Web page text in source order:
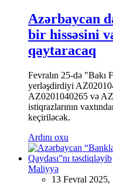
Azərbaycan
bir hissəsini
qaytaracaq
Fevralın 25-də "Bakı
yerləşdirdiyi
AZ0201040265 və
istiqrazlarının
keçiriləcək.
Ardını oxu
Maliyyə
13 Fevral 2025,